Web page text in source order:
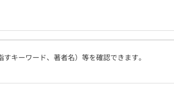
キーワード、著者名）等を確認できます。